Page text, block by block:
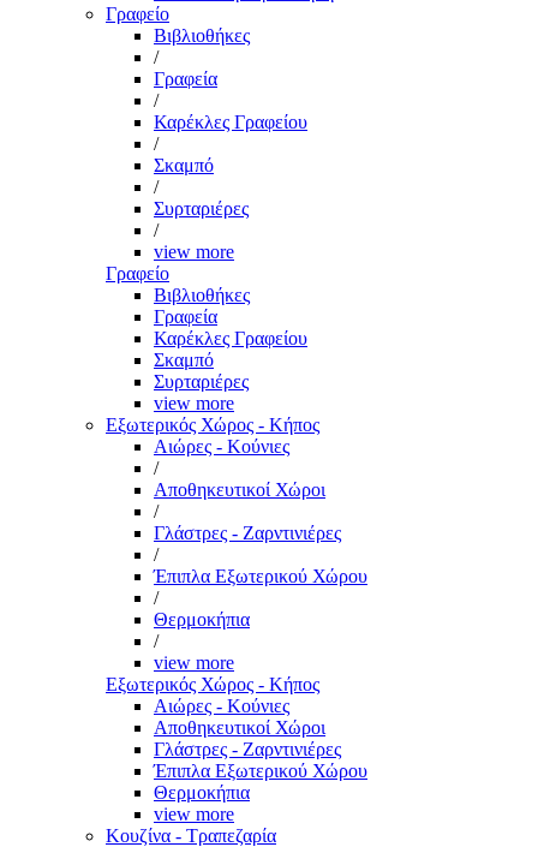
Γραφείο
Βιβλιοθήκες
/
Γραφεία
/
Καρέκλες Γραφείου
/
Σκαμπό
/
Συρταριέρες
/
view more
Γραφείο
Βιβλιοθήκες
Γραφεία
Καρέκλες Γραφείου
Σκαμπό
Συρταριέρες
view more
Εξωτερικός Χώρος - Κήπος
Αιώρες - Κούνιες
/
Αποθηκευτικοί Χώροι
/
Γλάστρες - Ζαρντινιέρες
/
Έπιπλα Εξωτερικού Χώρου
/
Θερμοκήπια
/
view more
Εξωτερικός Χώρος - Κήπος
Αιώρες - Κούνιες
Αποθηκευτικοί Χώροι
Γλάστρες - Ζαρντινιέρες
Έπιπλα Εξωτερικού Χώρου
Θερμοκήπια
view more
Κουζίνα - Τραπεζαρία